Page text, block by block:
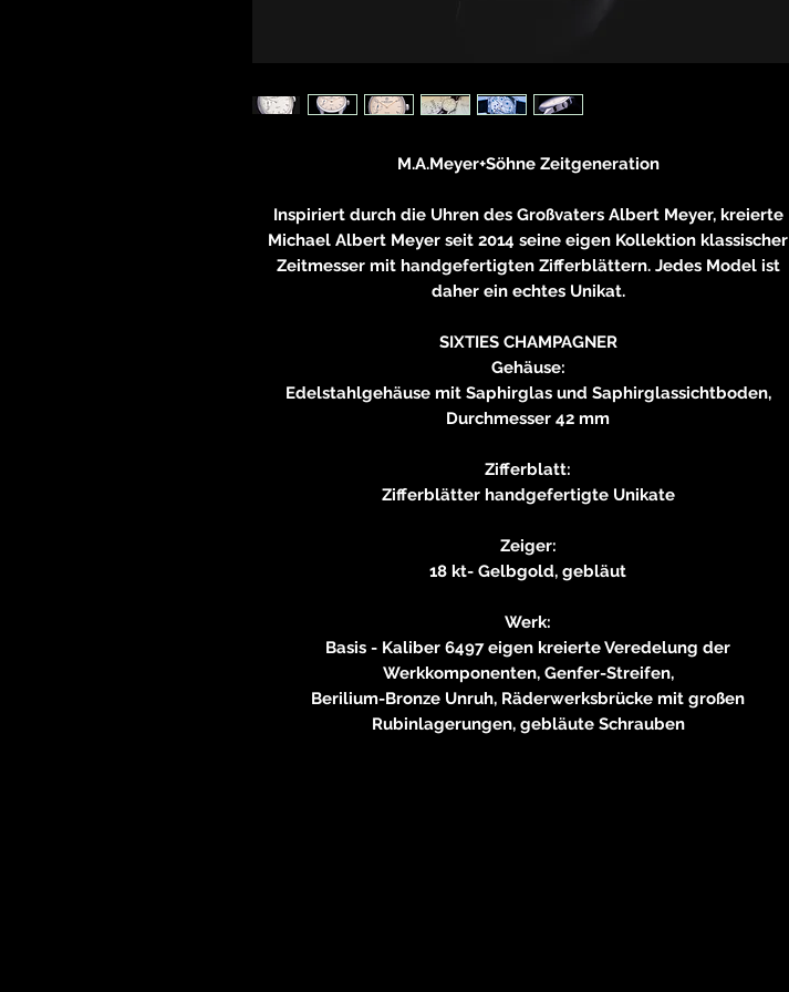
M.A.Meyer+Söhne Zeitgeneration
Inspiriert durch die Uhren des Großvaters Albert Meyer, kreierte
Michael Albert Meyer seit 2014 seine eigen Kollektion klassischer
Zeitmesser mit handgefertigten Zifferblättern. Jedes Model ist
daher ein echtes Unikat.
SIXTIES CHAMPAGNER
Gehäuse:
Edelstahlgehäuse mit Saphirglas und Saphirglassichtboden,
Durchmesser 42 mm
Zifferblatt:
Zifferblätter handgefertigte Unikate
Zeiger:
18 kt- Gelbgold, gebläut
Werk:
Basis - Kaliber 6497 eigen kreierte Veredelung der
Werkkomponenten, Genfer-Streifen,
Berilium-Bronze Unruh, Räderwerksbrücke mit großen
Rubinlagerungen, gebläute Schrauben